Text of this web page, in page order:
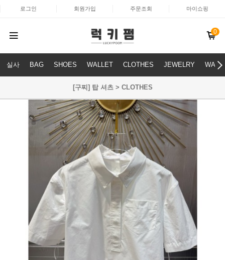
로그인 회원가입 주문조회 마이쇼핑
0
실사 BAG SHOES WALLET CLOTHES JEWELRY
[구찌] 탑 셔츠 > CLOTHES